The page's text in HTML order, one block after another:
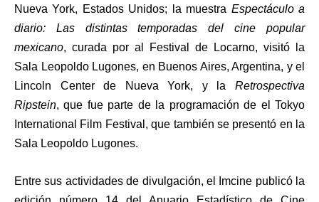
Nueva York, Estados Unidos; la muestra Espectáculo a
diario: Las distintas temporadas del cine popular
mexicano, curada por al Festival de Locarno, visitó la
Sala Leopoldo Lugones, en Buenos Aires, Argentina, y el
Lincoln Center de Nueva York, y la Retrospectiva
Ripstein, que fue parte de la programación de el Tokyo
International Film Festival, que también se presentó en la
Sala Leopoldo Lugones.
Entre sus actividades de divulgación, el Imcine publicó la